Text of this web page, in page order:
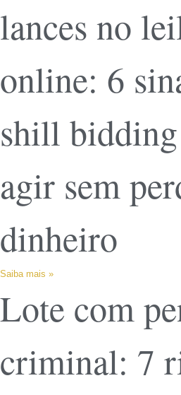
lances no
online: 6
shill
agir sem
dinheiro
Saiba mais »
Lote com
criminal: 7